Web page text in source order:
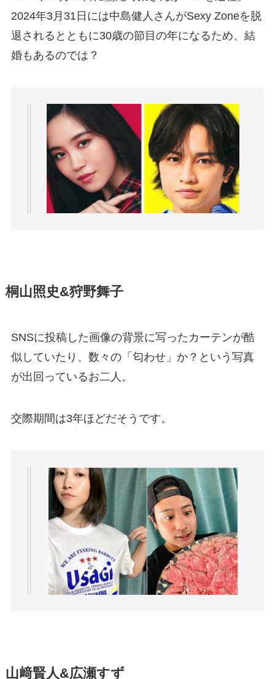
2024年3月31日には中島健人さんがSexy Zoneを脱
退されるとともに30歳の節目の年になるため、結
婚もあるのでは？
桐山照史&狩野舞子
SNSに投稿した画像の背景に写ったカーテンが酷
似していたり、数々の「匂わせ」か？という写真
が出回っているお二人。
交際期間は3年ほどだそうです。
山﨑賢人&広瀬すず